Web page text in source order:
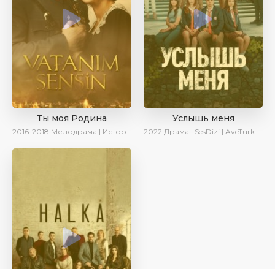
Ты моя Родина
2016-2018 Мелодрама | Исторический | Военный | Turok1990
Услышь меня
2022 Драма | SesDizi | AveTurk | Turok1990